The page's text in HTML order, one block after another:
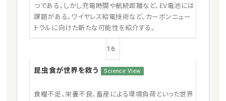
つである。しかし充電時間や航続距離など、EV電池には
課題がある。ワイヤレス給電技術など、カーボンニュー
トラルに向けた新たな可能性を紹介する。
16
昆虫食が世界を救う Science View
食糧不足、栄養不良、畜産による環境負荷といった世界